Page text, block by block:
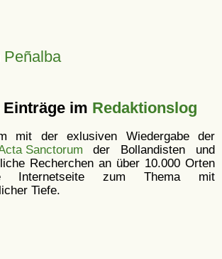
Peñalba
im Redaktionslog
mit der exlusiven Wiedergabe der
Sanctorum der Bollandisten und
Recherchen an über 10.000 Orten
Internetseite zum Thema mit
Tiefe.